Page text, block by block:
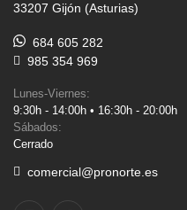
33207 Gijón (Asturias)
684 605 282
985 354 969
Lunes-Viernes:
9:30h - 14:00h • 16:30h - 20:00h
Sábados:
Cerrado
comercial@pronorte.es